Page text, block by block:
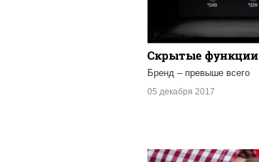
Скрытые функции
Бренд – превыше всего
05 декабря 2017